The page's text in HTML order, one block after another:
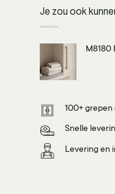
Je zou ook
M8180
100+ grepen
Snelle
Levering en